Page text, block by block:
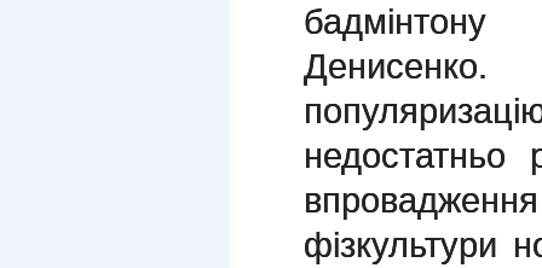
недостатньо
фізкультури